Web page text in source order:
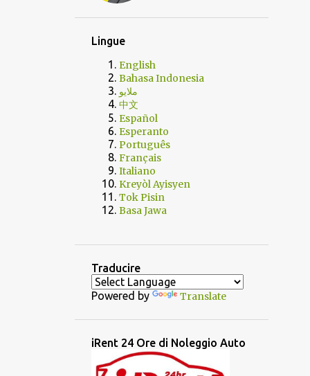
Lingue
English
Bahasa Indonesia
ملايو
中文
Español
Esperanto
Português
Français
Italiano
Kreyòl Ayisyen
Tok Pisin
Basa Jawa
Traducire
Powered by Translate
iRent 24 Ore di Noleggio Auto